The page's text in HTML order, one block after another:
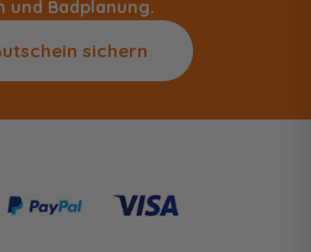
und Badplanung.
sichern